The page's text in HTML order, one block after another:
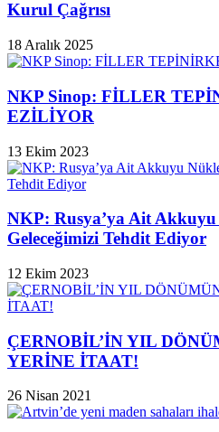
Kurul Çağrısı
18 Aralık 2025
NKP Sinop: FİLLER
EZİLİYOR
13 Ekim 2023
NKP: Rusya’ya Ait Akkuyu
Geleceğimizi Tehdit Ediyor
12 Ekim 2023
ÇERNOBİL’İN YIL
YERİNE İTAAT!
26 Nisan 2021